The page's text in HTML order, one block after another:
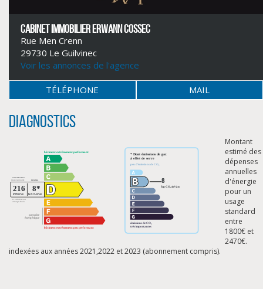
CLIQUER ICI POUR AGRANDIR
CABINET IMMOBILIER ERWANN COSSEC
Rue Men Crenn
29730 Le Guilvinec
Voir les annonces de l'agence
TÉLÉPHONE MAIL
Diagnostics
Montant
estimé des
dépenses
annuelles
d'énergie
pour un
usage
standard
entre
1800€ et
2470€.
indexées aux années 2021,2022 et 2023 (abonnement compris).